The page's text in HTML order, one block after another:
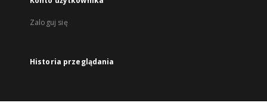
Zaloguj się
Historia przeglądania